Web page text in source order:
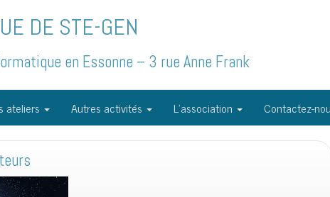
DE STE-GEN
en Essonne – 3 rue Anne Frank
ateliers Autres activités L’association Contactez-